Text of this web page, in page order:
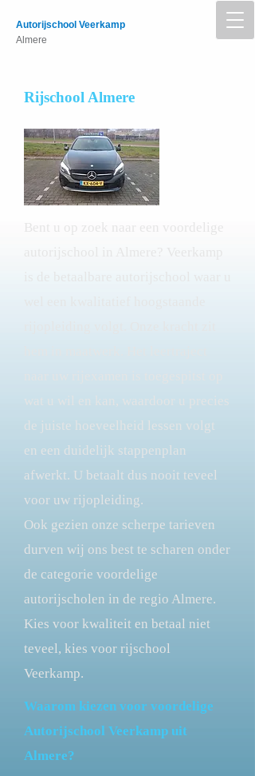
Autorijschool Veerkamp
Almere
Rijschool Almere
Bent u op zoek naar een voordelige
wat u wil en kan, waardoor u precies
de juiste hoeveelheid lessen volgt
en een duidelijk stappenplan
afwerkt. U betaalt dus nooit teveel
voor uw rijopleiding.
Ook gezien onze scherpe tarieven
durven wij ons best te scharen onder
de categorie voordelige
autorijscholen in de regio Almere.
Kies voor kwaliteit en betaal niet
teveel, kies voor rijschool
Veerkamp.
Waarom kiezen voor voordelige
Autorijschool Veerkamp uit
Almere?